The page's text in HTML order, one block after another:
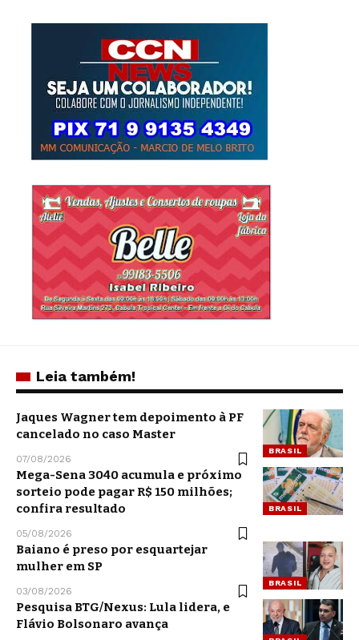
Leia também!
BRASIL
Jaques Wagner tem depoimento à PF
cancelado no caso Master
07/08/2026
BRASIL
Mega-Sena 3040 acumula e próximo
sorteio pode pagar R$ 150 milhões;
confira resultado
05/08/2026
BRASIL
Baiano é preso por esquartejar
mulher em SP
03/08/2026
Pesquisa BTG/Nexus: Lula lidera, e
Flávio Bolsonaro avança